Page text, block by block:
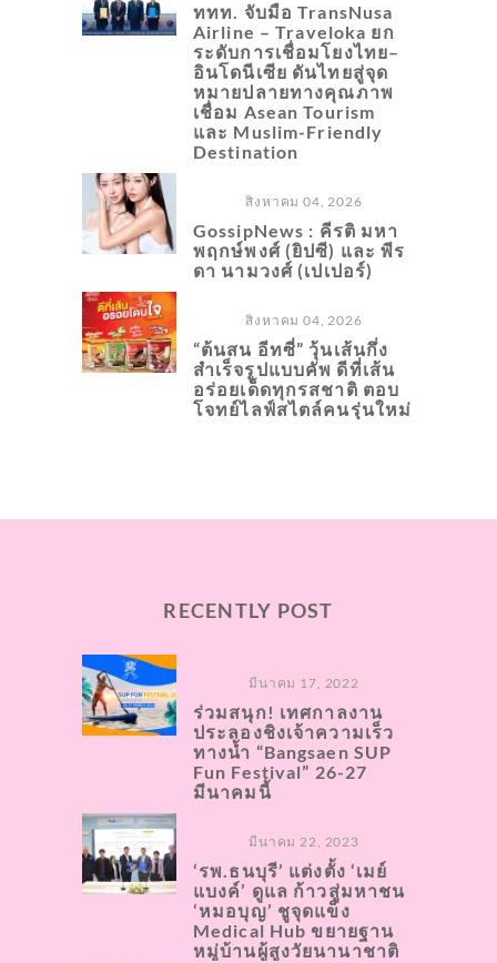
ททท. จับมือ TransNusa
Airline – Traveloka ยก
ระดับการเชื่อมโยงไทย–
อินโดนีเซีย ดันไทยสู่จุด
หมายปลายทางคุณภาพ
เชื่อม Asean Tourism
และ Muslim-Friendly
Destination
สิงหาคม 04, 2026
GossipNews : คีรติ มหา
พฤกษ์พงศ์ (ยิปซี) และ พีร
ดา นามวงศ์ (เปเปอร์)
สิงหาคม 04, 2026
“ต้นสน อีทซี่” วุ้นเส้นกึ่ง
สำเร็จรูปแบบคัพ ดีที่เส้น
อร่อยเด็ดทุกรสชาติ ตอบ
โจทย์ไลฟ์สไตล์คนรุ่นใหม่
RECENTLY POST
มีนาคม 17, 2022
ร่วมสนุก! เทศกาลงาน
ประลองชิงเจ้าความเร็ว
ทางน้ำ “Bangsaen SUP
Fun Festival” 26-27
มีนาคมนี้
มีนาคม 22, 2023
‘รพ.ธนบุรี’ แต่งตั้ง ‘เมย์
แบงค์’ ดูแล ก้าวสู่มหาชน
‘หมอบุญ’ ชูจุดแข็ง
Medical Hub ขยายฐาน
หมู่บ้านผู้สูงวัยนานาชาติ